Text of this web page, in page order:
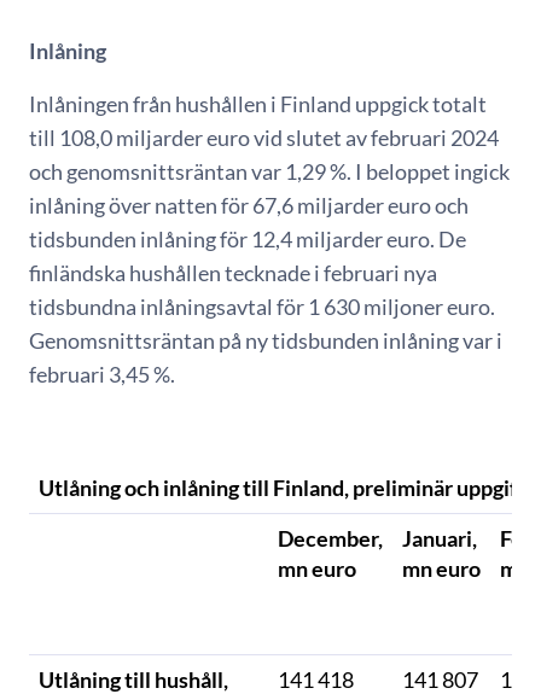
Inlåning
Inlåningen från hushållen i Finland uppgick totalt
till 108,0 miljarder euro vid slutet av februari 2024
och genomsnittsräntan var 1,29 %. I beloppet ingick
inlåning över natten för 67,6 miljarder euro och
tidsbunden inlåning för 12,4 miljarder euro. De
finländska hushållen tecknade i februari nya
tidsbundna inlåningsavtal för 1 630 miljoner euro.
Genomsnittsräntan på ny tidsbunden inlåning var i
februari 3,45 %.
Utlåning och inlåning till Finland, preliminär uppgift*
December,
mn euro
Januari,
mn euro
mn
Utlåning till hushåll, 141 418 141 807